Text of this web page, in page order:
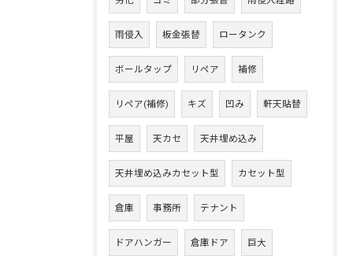
雨侵入 板金張替 ロータンク
ボールタップ リペア 補修
リペア(補修) キズ 凹み 軒天貼替
平屋 天カセ 天井埋め込み
天井埋め込みカセット型 カセット型
倉庫 事務所 テナント
ドアハンガー 倉庫ドア 巨大